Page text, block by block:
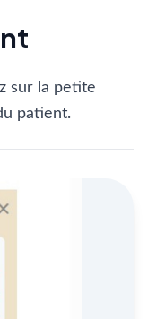
sur la petite
patient.